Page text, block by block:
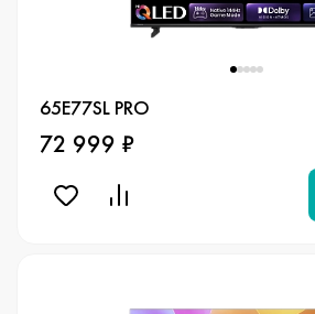
65E77SL PRO
72 999 ₽